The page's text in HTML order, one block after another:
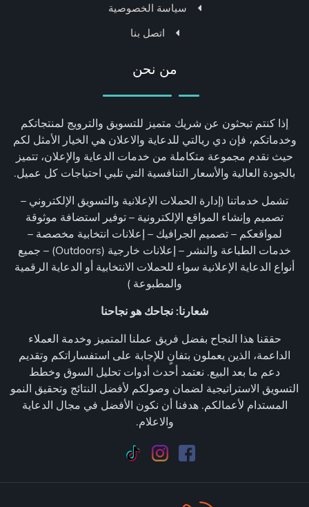
من نحن
إذا كنتم تبحثون عن شريك متميز للتسويق والترويج لمنتجاتكم
وخدماتكم، فإن دي ريالتي للدعاية والاعلان هي الخيار الأمثل لكم
حيث نقدم مجموعة متكاملة من خدمات الدعاية والإعلان، تتميز
بالجودة العالية والأسعار التنافسية التي تلبي احتياجات كل عميل.
تشمل خدماتنا (إدارة الحملات الإعلانية والتسويق الإلكتروني –
تصميم وإنشاء المواقع الإلكترونية – توفير استضافة موثوقة
لمواقعكم – تصميم الجرافيك – إعلانات انتخابية مخصصة –
خدمات الطباعة والنشر – إعلانات خارجية (Outdoors) – جميع
أنواع الدعاية الإعلانية سواء للحملات الانتخابية أو الدعاية الرقمية
والمطبوعة )
شعارنا: نجاحك هو نجاحنا
حققنا هذا النجاح بفضل فريق عملنا المتميز وخدمة العملاء
الداعمة، الذين يعملون بتفانٍ للإجابة على استفساراتكم وتقديم
دعم ما بعد البيع. نعتمد أحدث أدوات تحليل السوق وخطط
التسويق الاستراتيجية لضمان وصولكم لأفضل النتائج وتحقيق النمو
المستدام لأعمالكم. هدفنا أن نكون الأفضل في مجال الدعاية
والاعلام.
سياسة الخصوصية
اتصل بنا